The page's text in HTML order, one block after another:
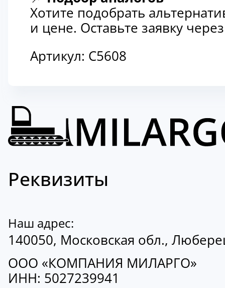
Хотите подобрать
и цене. Оставьте заявку
Артикул: C5608
Реквизиты
Наш адрес:
140050, Московская обл.,
ООО «КОМПАНИЯ МИЛАРГО»
ИНН: 5027239941